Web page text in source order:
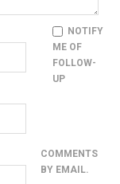
NOTIFY
ME OF
FOLLOW-
UP
COMMENTS
BY EMAIL.